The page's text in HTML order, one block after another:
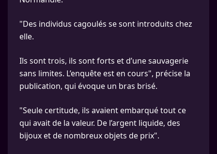
"Des individus cagoulés se sont introduits chez
elle.
Ils sont trois, ils sont forts et d’une sauvagerie
sans limites. L’enquête est en cours", précise la
publication, qui évoque un bras brisé.
"Seule certitude, ils avaient embarqué tout ce
qui avait de la valeur. De l’argent liquide, des
bijoux et de nombreux objets de prix".